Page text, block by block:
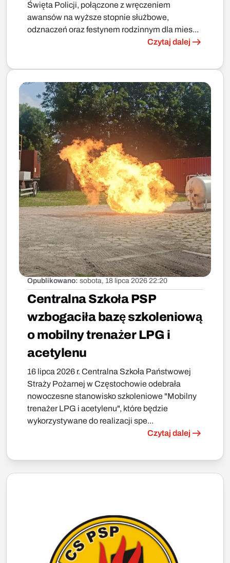
Święta Policji, połączone z wręczeniem
awansów na wyższe stopnie służbowe,
odznaczeń oraz festynem rodzinnym dla mies...
Czytaj dalej
Opublikowano: sobota, 18 lipca 2026 22:20
Centralna Szkoła PSP
wzbogaciła bazę szkoleniową
o mobilny trenażer LPG i
acetylenu
16 lipca 2026 r. Centralna Szkoła Państwowej
Straży Pożarnej w Częstochowie odebrała
nowoczesne stanowisko szkoleniowe "Mobilny
trenażer LPG i acetylenu", które będzie
wykorzystywane do realizacji spe...
Czytaj dalej